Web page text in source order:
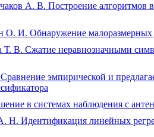
А. В. Построение алгоритмов
О. И. Обнаружение
В. Сжатие неравнозначными
эмпирической и
в системах наблюдения с
Н. Идентификация линейных